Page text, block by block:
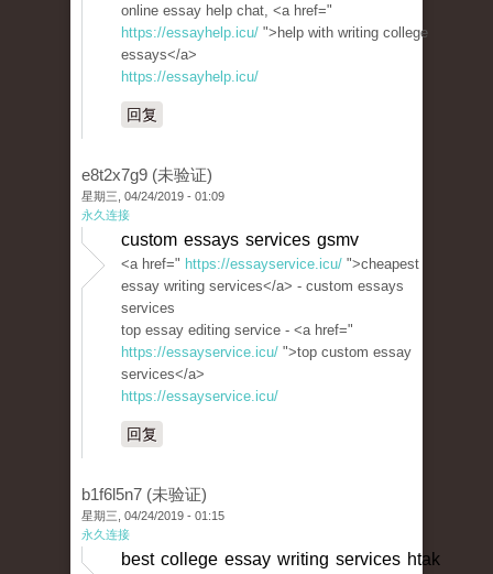
online essay help chat, <a href="
https://essayhelp.icu/ ">help with writing college
essays</a>
https://essayhelp.icu/
回复
e8t2x7g9 (未验证)
星期三, 04/24/2019 - 01:09
永久连接
custom essays services gsmv
<a href=" https://essayservice.icu/ ">cheapest
essay writing services</a> - custom essays
services
top essay editing service - <a href="
https://essayservice.icu/ ">top custom essay
services</a>
https://essayservice.icu/
回复
b1f6l5n7 (未验证)
星期三, 04/24/2019 - 01:15
永久连接
best college essay writing services htak